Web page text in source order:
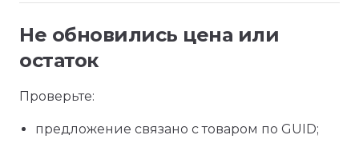
Не обновились цена или
остаток
Проверьте:
предложение связано с товаром по GUID;